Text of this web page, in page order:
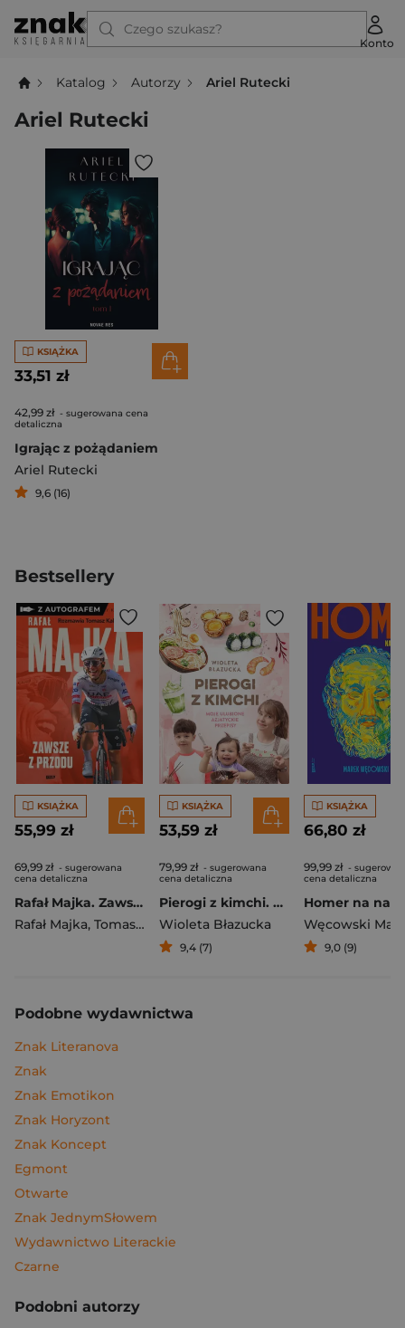
Czego szukasz?
Konto
Katalog Autorzy Ariel Rutecki
Ariel Rutecki
KSIĄŻKA
33,51 zł
42,99 zł - sugerowana cena
detaliczna
Igrając z pożądaniem
Ariel Rutecki
9,6 (16)
Bestsellery
KSIĄŻKA
55,99 zł
69,99 zł - sugerowana
cena detaliczna
Rafał Majka. Zawsze z przodu. Rozmawia Tomasz Kalemba - książka z autografem
Rafał Majka, Tomasz Kalemba
KSIĄŻKA
53,59 zł
79,99 zł - sugerowana
cena detaliczna
Pierogi z kimchi. Moje ulubione azjatyckie przepisy
Wioleta Błazucka
9,4 (7)
KSIĄŻKA
66,80 zł
99,99 zł -
cena detaliczna
Węcowski
9,0 (9)
Podobne wydawnictwa
Znak Literanova
Znak
Znak Emotikon
Znak Horyzont
Znak Koncept
Egmont
Otwarte
Znak JednymSłowem
Wydawnictwo Literackie
Czarne
Podobni autorzy